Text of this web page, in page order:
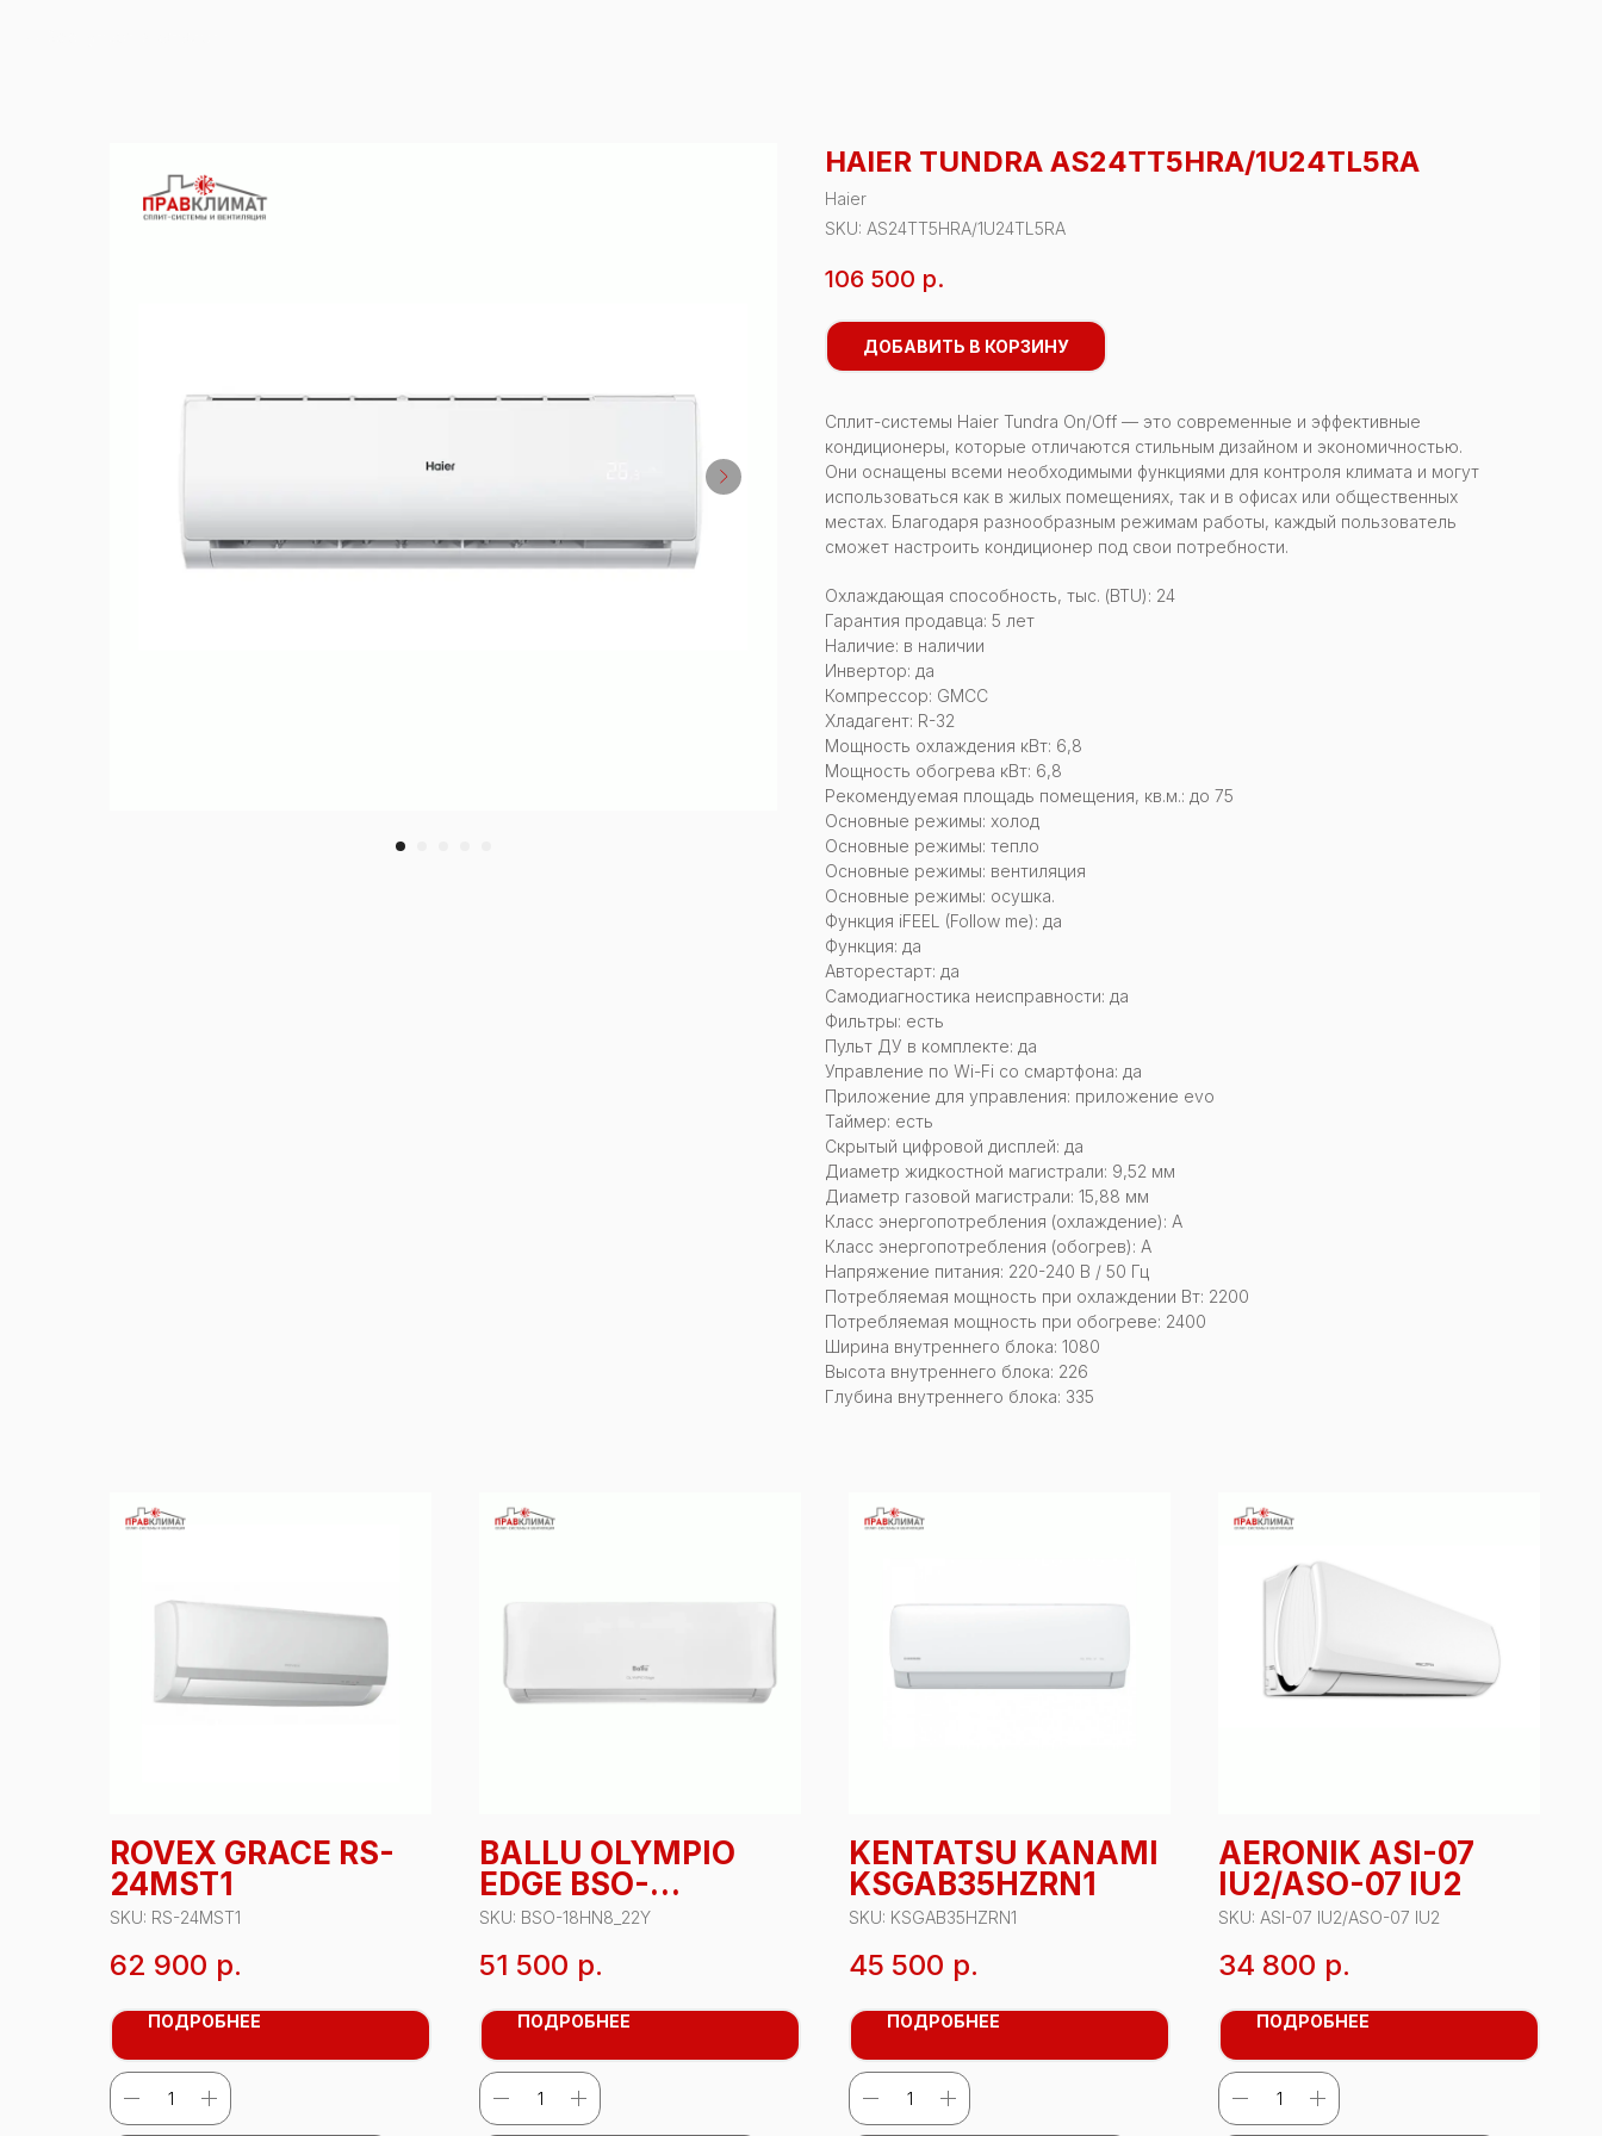
HAIER TUNDRA AS24TT5HRA/1U24TL5RA
Haier
SKU: AS24TT5HRA/1U24TL5RA
106 500 р.
ДОБАВИТЬ В КОРЗИНУ
Сплит-системы Haier Tundra On/Off — это современные и эффективные
кондиционеры, которые отличаются стильным дизайном и экономичностью.
Они оснащены всеми необходимыми функциями для контроля климата и могут
использоваться как в жилых помещениях, так и в офисах или общественных
местах. Благодаря разнообразным режимам работы, каждый пользователь
сможет настроить кондиционер под свои потребности.
Охлаждающая способность, тыс. (BTU): 24
Гарантия продавца: 5 лет
Наличие: в наличии
Инвертор: да
Компрессор: GMCC
Хладагент: R-32
Мощность охлаждения кВт: 6,8
Мощность обогрева кВт: 6,8
Рекомендуемая площадь помещения, кв.м.: до 75
Основные режимы: холод
Основные режимы: тепло
Основные режимы: вентиляция
Основные режимы: осушка.
Функция iFEEL (Follow me): да
Функция: да
Авторестарт: да
Самодиагностика неисправности: да
Фильтры: есть
Пульт ДУ в комплекте: да
Управление по Wi-Fi со смартфона: да
Приложение для управления: приложение evo
Таймер: есть
Скрытый цифровой дисплей: да
Диаметр жидкостной магистрали: 9,52 мм
Диаметр газовой магистрали: 15,88 мм
Класс энергопотребления (охлаждение): А
Класс энергопотребления (обогрев): A
Напряжение питания: 220-240 В / 50 Гц
Потребляемая мощность при охлаждении Вт: 2200
Потребляемая мощность при обогреве: 2400
Ширина внутреннего блока: 1080
Высота внутреннего блока: 226
Глубина внутреннего блока: 335
ROVEX GRACE RS-
24MST1
SKU: RS-24MST1
62 900 р.
ПОДРОБНЕЕ
BALLU OLYMPIO
EDGE BSO-
18HN8_22Y
SKU: BSO-18HN8_22Y
51 500 р.
ПОДРОБНЕЕ
KENTATSU KANAMI
KSGAB35HZRN1
SKU: KSGAB35HZRN1
45 500 р.
ПОДРОБНЕЕ
AERONIK ASI-07
IU2/ASO-07 IU2
SKU: ASI-07 IU2/ASO-07 IU2
34 800 р.
ПОДРОБНЕЕ